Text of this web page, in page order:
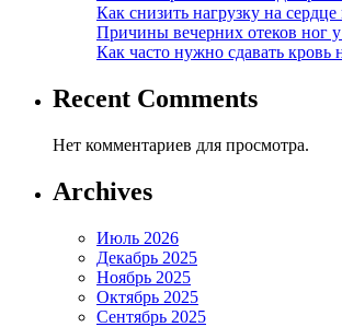
Как снизить нагрузку на
Причины вечерних отеков ног
Как часто нужно сдавать кровь
Recent Comments
Нет комментариев для просмотра.
Archives
Июль 2026
Декабрь 2025
Ноябрь 2025
Октябрь 2025
Сентябрь 2025